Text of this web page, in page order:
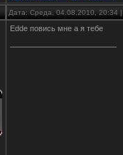
Дата: Среда, 04.08.2010,
Edde повись мне а я тебе